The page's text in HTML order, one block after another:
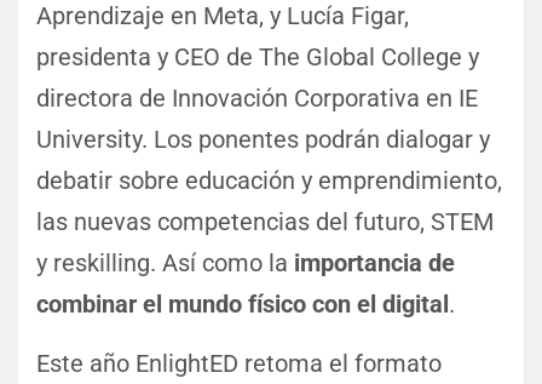
Aprendizaje en Meta, y Lucía Figar,
presidenta y CEO de The Global College y
directora de Innovación Corporativa en IE
University. Los ponentes podrán dialogar y
debatir sobre educación y emprendimiento,
las nuevas competencias del futuro, STEM
y reskilling. Así como la importancia de
combinar el mundo físico con el digital.
Este año EnlightED retoma el formato